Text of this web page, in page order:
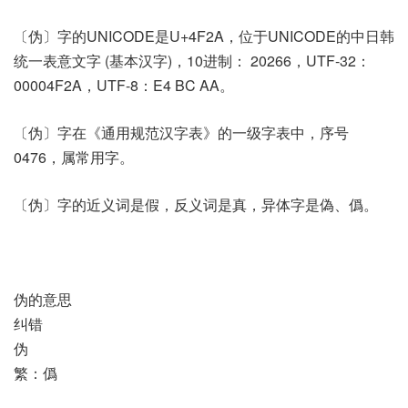
〔伪〕字的UNICODE是U+4F2A，位于UNICODE的中日韩
统一表意文字 (基本汉字)，10进制： 20266，UTF-32：
00004F2A，UTF-8：E4 BC AA。
〔伪〕字在《通用规范汉字表》的一级字表中，序号
0476，属常用字。
〔伪〕字的近义词是假，反义词是真，异体字是偽、僞。
伪的意思
纠错
伪
繁：僞